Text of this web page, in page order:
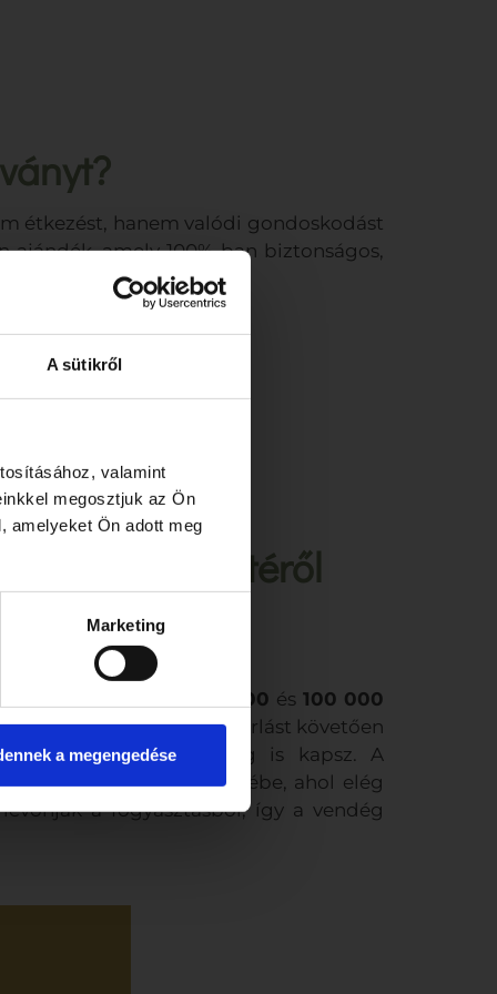
A sütikről
valamint
megosztjuk az Ön
amelyeket Ön adott meg
Marketing
a megengedése
étkezést, hanem valódi gondoskodást
amely 100%-ban biztonságos,
menetéről
Az utalvány értéke 5 000 és100 000
összeg. A vásárlást követően
digitálisan azonnal meg is kapsz. A
található éttermébe, ahol elég
a fogyasztásból, így a vendég